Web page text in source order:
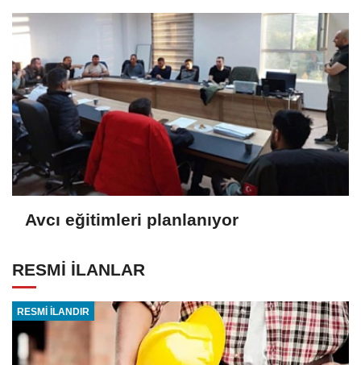
Avcı eğitimleri planlanıyor
RESMİ İLANLAR
RESMİ İLANDIR